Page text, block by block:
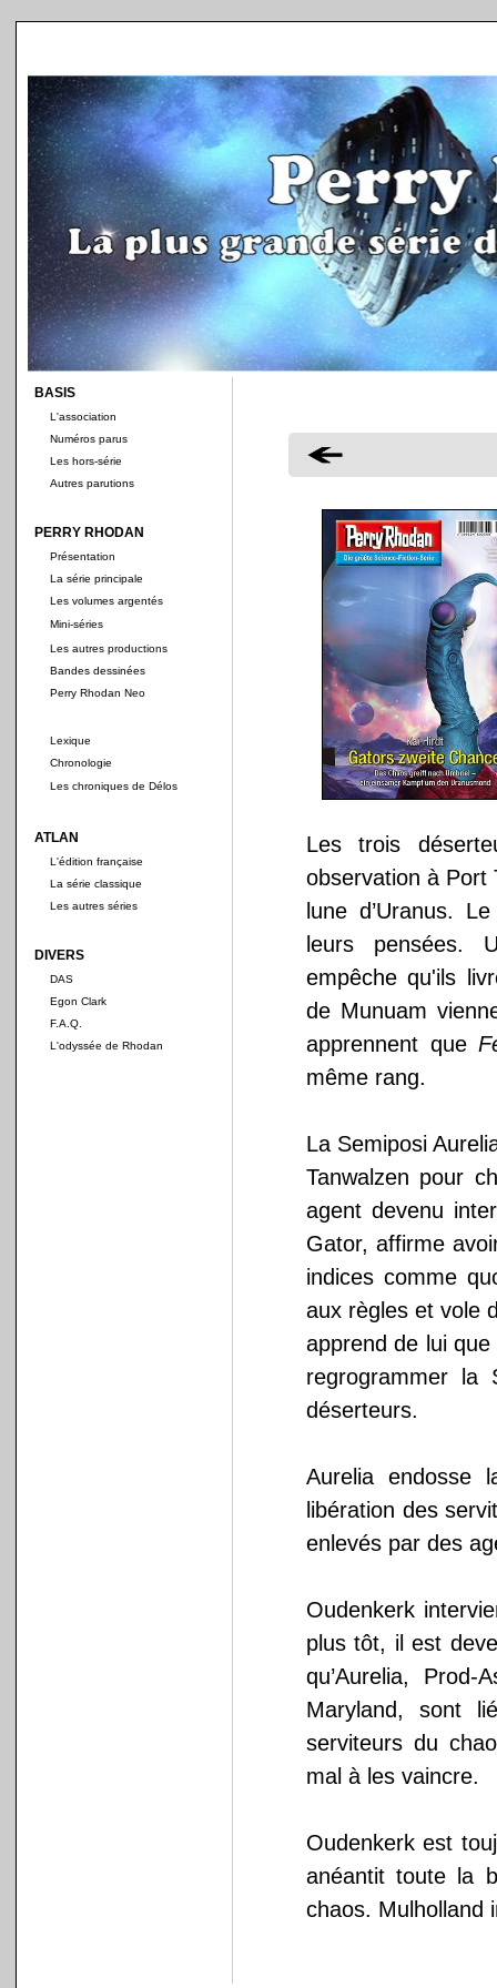
BASIS
L'association
Numéros parus
Les hors-série
Autres parutions
PERRY RHODAN
Présentation
La série principale
Les volumes argentés
Mini-séries
Les autres productions
Bandes dessinées
Perry Rhodan Neo
Lexique
Chronologie
Les chroniques de Délos
ATLAN
L'édition française
La série classique
Les autres séries
DIVERS
DAS
Egon Clark
F.A.Q.
L'odyssée de Rhodan
Les trois
observation à Port
lune d’Uranus.
leurs pensées.
empêche qu'ils
de Munuam
apprennent que
même rang.
La Semiposi
Tanwalzen pour
agent devenu
Gator, affirme
indices comme
aux règles et vole
apprend de lui que
regrogrammer la
déserteurs.
Aurelia endosse
libération des
enlevés par des
Oudenkerk
plus tôt, il est
qu’Aurelia,
Maryland, sont
serviteurs du
mal à les vaincre.
Oudenkerk est
anéantit toute la
chaos. Mulholland